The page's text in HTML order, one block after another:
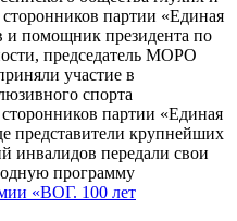
партии «Единая
и помощник президента по
председатель МОРО
участие в
спорта
партии «Единая
представители крупнейших
инвалидов передали свои
программу
«ВОГ. 100 лет